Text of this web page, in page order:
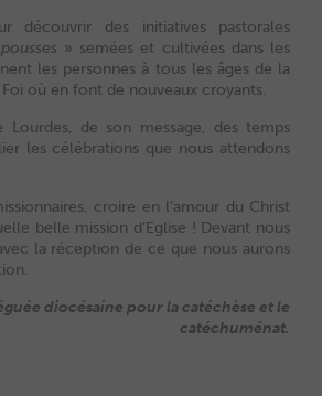
découvrir des initiatives pastorales
» semées et cultivées dans les
les personnes à tous les âges de la
où en font de nouveaux croyants.
Lourdes, de son message, des temps
les célébrations que nous attendons
croire en l’amour du Christ
belle mission d’Eglise ! Devant nous
la réception de ce que nous aurons
diocésaine pour la catéchèse et le
catéchuménat.